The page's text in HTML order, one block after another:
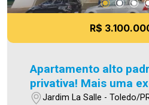
R$
Apartamento alto
privativa! Mais uma
Imobiliária Ativa!
Jardim La Salle - Toledo/